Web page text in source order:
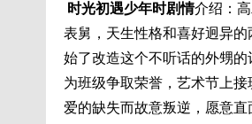
时光初遇少年时剧情介绍：
表舅，天生性格和喜好迥异
始了改造这个不听话的外甥
为班级争取荣誉，艺术节上
爱的缺失而故意叛逆，愿意